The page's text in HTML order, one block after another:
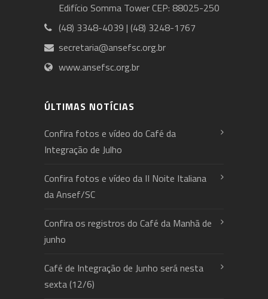
Edifício Somma Tower CEP: 88025-250
(48) 3348-4039 | (48) 3248-1767
secretaria@ansefsc.org.br
www.ansefsc.org.br
ÚLTIMAS NOTÍCIAS
Confira fotos e vídeo do Café da
Integração de Julho
Confira fotos e vídeo da II Noite Italiana
da Ansef/SC
Confira os registros do Café da Manhã de
junho
Café de Integração de Junho será nesta
sexta (12/6)